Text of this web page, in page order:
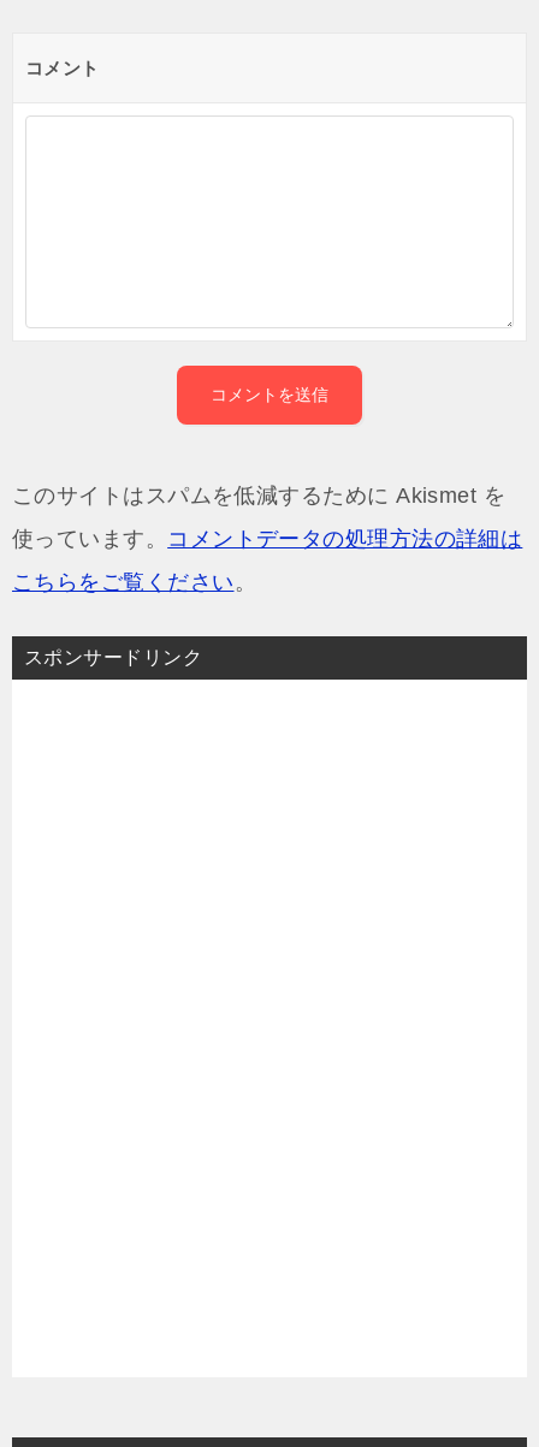
コメント
このサイトはスパムを低減するために Akismet を
使っています。 コメントデータの処理方法の詳細は
こちらをご覧ください 。
スポンサードリンク